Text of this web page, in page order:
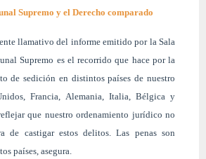
Supremo y el Derecho comparado
llamativo del informe emitido por la Sala
Supremo es el recorrido que hace por la
de sedición en distintos países de nuestro
Francia, Alemania, Italia, Bélgica y
que nuestro ordenamiento jurídico no
de castigar estos delitos. Las penas son
países, asegura.